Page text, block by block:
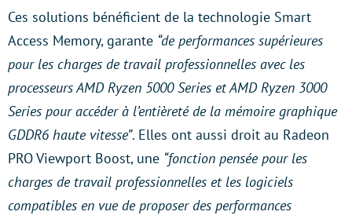
Ces solutions bénéficient de la technologie Smart
Access Memory, garante “de performances supérieures
pour les charges de travail professionnelles avec les
processeurs AMD Ryzen 5000 Series et AMD Ryzen 3000
Series pour accéder à l’entièreté de la mémoire graphique
GDDR6 haute vitesse”. Elles ont aussi droit au Radeon
PRO Viewport Boost, une “fonction pensée pour les
charges de travail professionnelles et les logiciels
compatibles en vue de proposer des performances